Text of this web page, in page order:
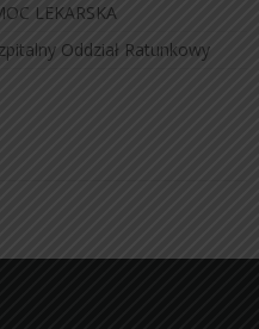
LEKARSKA
Oddział Ratunkowy